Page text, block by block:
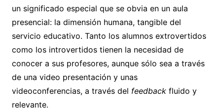
un significado especial que se obvia en un aula
presencial: la dimensión humana, tangible del
servicio educativo. Tanto los alumnos extrovertidos
como los introvertidos tienen la necesidad de
conocer a sus profesores, aunque sólo sea a través
de una video presentación y unas
videoconferencias, a través del feedbackfluido y
relevante.